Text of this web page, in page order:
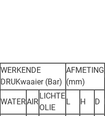
WERKENDE
DRUKwaaier (Bar)
AFMETING
(mm)
WATERAIR
LICHTE
OLIE
L H D